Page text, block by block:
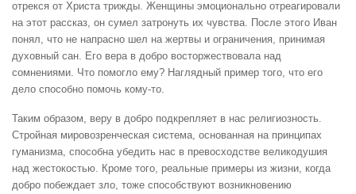
отрекся от Христа трижды. Женщины эмоционально отреагировали
на этот рассказ, он сумел затронуть их чувства. После этого Иван
понял, что не напрасно шел на жертвы и ограничения, принимая
духовный сан. Его вера в добро восторжествовала над
сомнениями. Что помогло ему? Наглядный пример того, что его
дело способно помочь кому-то.
Таким образом, веру в добро подкрепляет в нас религиозность.
Стройная мировозренческая система, основанная на принципах
гуманизма, способна убедить нас в превосходстве великодушия
над жестокостью. Кроме того, реальные примеры из жизни, когда
добро побеждает зло, тоже способствуют возникновению